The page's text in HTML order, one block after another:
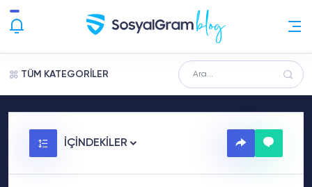
TÜM KATEGORİLER
İÇİNDEKİLER